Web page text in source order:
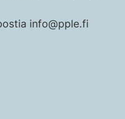
info@pple.fi